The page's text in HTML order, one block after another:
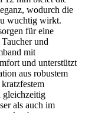
wodurch die
wuchtig wirkt.
für eine
und
mit
und unterstützt
aus robustem
gleichzeitig
als auch im